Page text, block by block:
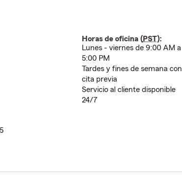
Horas de oficina (PST):
Lunes - viernes de 9:00 AM a
5:00 PM
Tardes y fines de semana con
cita previa
Servicio al cliente disponible
24/7